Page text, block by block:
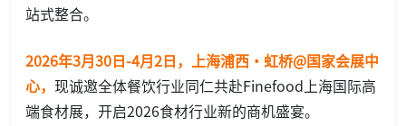
站式整合。
2026年3月30日-4月2日，上海浦西·虹桥@国家会展中
心， 现诚邀全体餐饮行业同仁共赴Finefood上海国际高
端食材展，开启2026食材行业新的商机盛宴。